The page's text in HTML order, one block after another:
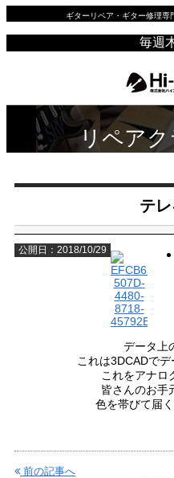
ギターリペア・ギター修理専
毎週
リペア
テ
公開日：2018/10/29
データ上
これは3DCADでデ
これをアナロ
皆さんのお手
色を帯びて届
前の記事へ